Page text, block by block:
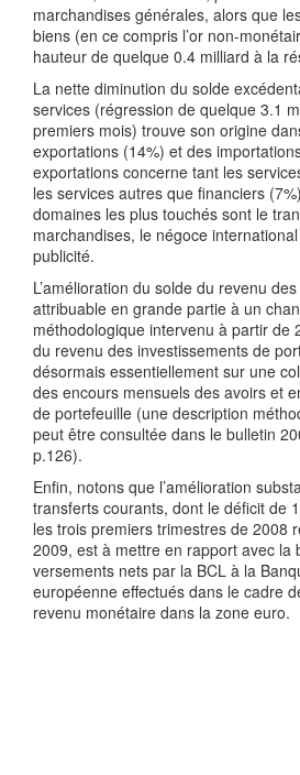
marchandises générales, alors que
biens (en ce compris l’or non-
hauteur de quelque 0.4 milliard à la
La nette diminution du solde
services (régression de quelque 3.1
premiers mois) trouve son origine
exportations (14%) et des
exportations concerne tant les
les services autres que financiers
domaines les plus touchés sont le
marchandises, le négoce
publicité.
L’amélioration du solde du revenu
attribuable en grande partie à un
méthodologique intervenu à partir de
du revenu des investissements de
désormais essentiellement sur une
des encours mensuels des avoirs et
de portefeuille (une description
peut être consultée dans le bulletin
p.126).
Enfin, notons que l’amélioration
transferts courants, dont le déficit de
les trois premiers trimestres de 2008
2009, est à mettre en rapport avec la
versements nets par la BCL à la
européenne effectués dans le cadre
revenu monétaire dans la zone euro.